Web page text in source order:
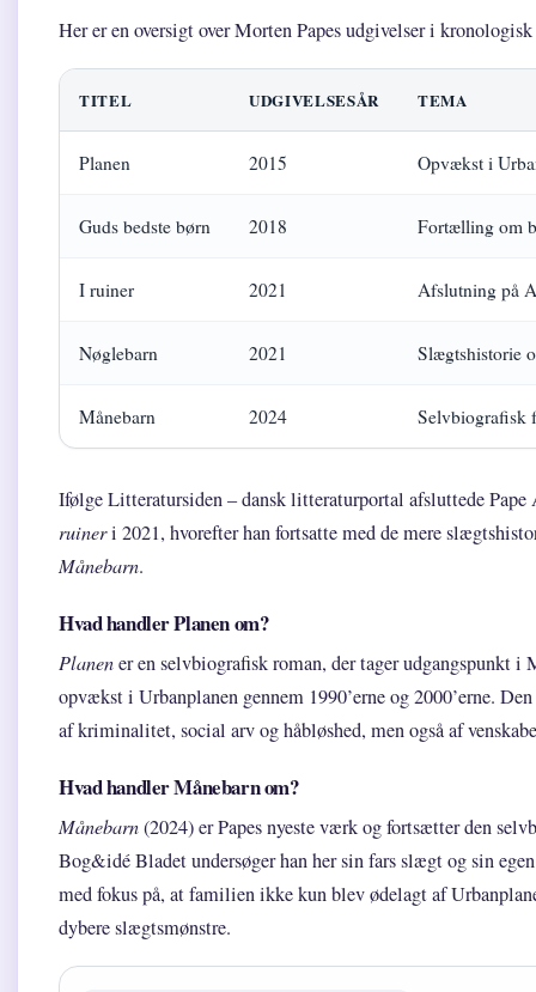
Her er en oversigt over Morten Papes udgivelser i
TITEL UDGIVELSESÅR TEMA
Planen 2015 Opvækst i
Guds bedste børn 2018 Fortælling om
I ruiner 2021 Afslutning på
Nøglebarn 2021 Slægtshistorie
Månebarn 2024 Selvbiografisk
Ifølge Litteratursiden – dansk litteraturportal afsluttede
ruineri 2021, hvorefter han fortsatte med de mere
Månebarn.
Hvad handler Planen om?
Planener en selvbiografisk roman, der tager udgangspunkt i
opvækst i Urbanplanen gennem 1990’erne og 2000’erne.
af kriminalitet, social arv og håbløshed, men også af
Hvad handler Månebarn om?
Månebarn(2024) er Papes nyeste værk og fortsætter den
Bog&idé Bladet undersøger han her sin fars slægt og sin
med fokus på, at familien ikke kun blev ødelagt af
dybere slægtsmønstre.